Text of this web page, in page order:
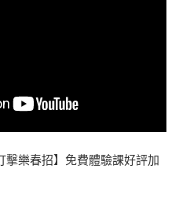
樂春招】免費體驗課好評加